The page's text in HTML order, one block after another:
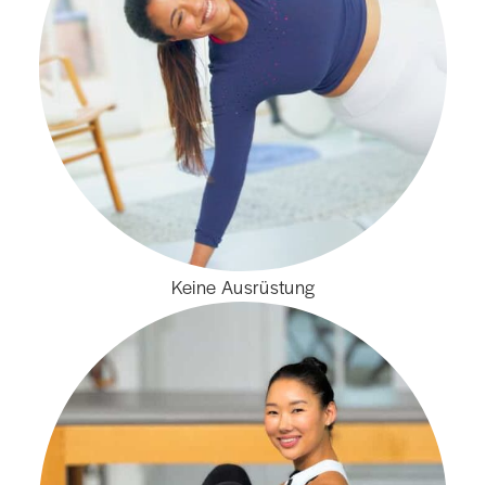
Keine Ausrüstung